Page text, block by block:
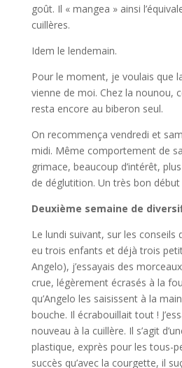
goût. Il « mangea » ainsi
cuillères.
Idem le lendemain.
Pour le moment, je voulais que
vienne de moi. Chez la nounou,
resta encore au biberon seul.
On recommença vendredi et
midi. Même comportement de
grimace, beaucoup d’intérêt,
de déglutition. Un très bon début
Deuxième semaine de
Le lundi suivant, sur les conseils
eu trois enfants et déjà trois
Angelo), j’essayais des
crue, légèrement écrasés à la
qu’Angelo les saisissent à la
bouche. Il écrabouillait tout !
nouveau à la cuillère. Il s’agit
plastique, exprès pour les tous-
succès qu’avec la courgette, il